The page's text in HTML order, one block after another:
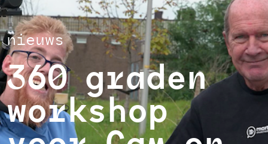
nieuws
360 graden
workshop